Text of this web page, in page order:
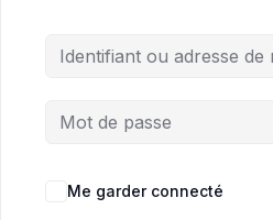
Me garder connecté